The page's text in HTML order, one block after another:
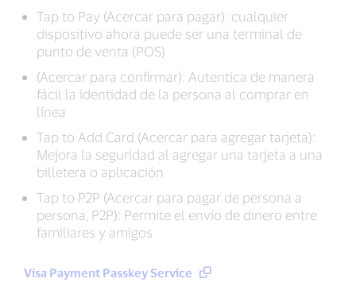
Tap to Pay (Acercar para pagar): cualquier
dispositivo ahora puede ser una terminal de
punto de venta (POS)
(Acercar para confirmar): Autentica de manera
fácil la identidad de la persona al comprar en
línea
Tap to Add Card (Acercar para agregar tarjeta):
Mejora la seguridad al agregar una tarjeta a una
billetera o aplicación
Tap to P2P (Acercar para pagar de persona a
persona, P2P): Permite el envío de dinero entre
familiares y amigos
Visa Payment Passkey Service